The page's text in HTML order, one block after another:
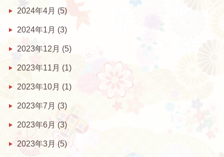
2024年4月 (5)
2024年1月 (3)
2023年12月 (5)
2023年11月 (1)
2023年10月 (1)
2023年7月 (3)
2023年6月 (3)
2023年3月 (5)